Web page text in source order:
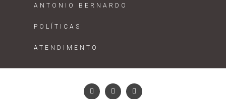
ANTONIO BERNARDO
POLÍTICAS
ATENDIMENTO